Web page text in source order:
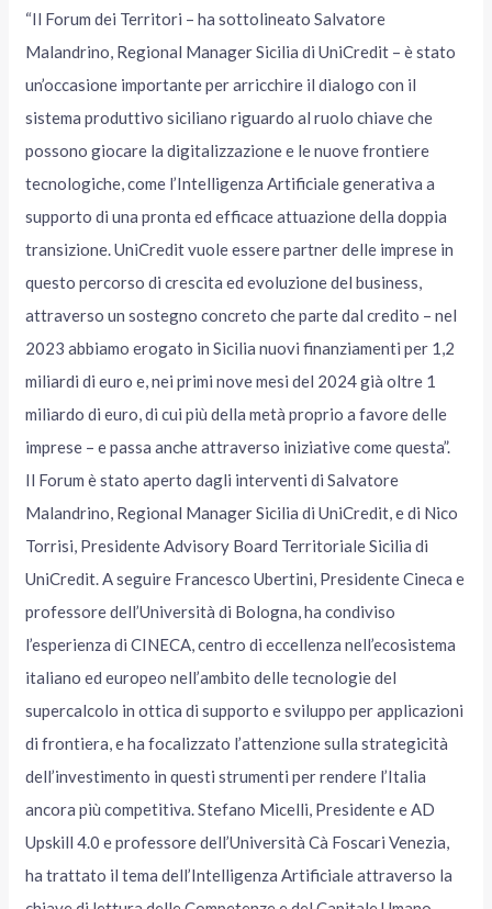
“Il Forum dei Territori – ha sottolineato Salvatore
Malandrino, Regional Manager Sicilia di UniCredit – è stato
un’occasione importante per arricchire il dialogo con il
sistema produttivo siciliano riguardo al ruolo chiave che
possono giocare la digitalizzazione e le nuove frontiere
tecnologiche, come l’Intelligenza Artificiale generativa a
supporto di una pronta ed efficace attuazione della doppia
transizione. UniCredit vuole essere partner delle imprese in
questo percorso di crescita ed evoluzione del business,
attraverso un sostegno concreto che parte dal credito – nel
2023 abbiamo erogato in Sicilia nuovi finanziamenti per 1,2
miliardi di euro e, nei primi nove mesi del 2024 già oltre 1
miliardo di euro, di cui più della metà proprio a favore delle
imprese – e passa anche attraverso iniziative come questa”.
Il Forum è stato aperto dagli interventi di Salvatore
Malandrino, Regional Manager Sicilia di UniCredit, e di Nico
Torrisi, Presidente Advisory Board Territoriale Sicilia di
UniCredit. A seguire Francesco Ubertini, Presidente Cineca e
professore dell’Università di Bologna, ha condiviso
l’esperienza di CINECA, centro di eccellenza nell’ecosistema
italiano ed europeo nell’ambito delle tecnologie del
supercalcolo in ottica di supporto e sviluppo per applicazioni
di frontiera, e ha focalizzato l’attenzione sulla strategicità
dell’investimento in questi strumenti per rendere l’Italia
ancora più competitiva. Stefano Micelli, Presidente e AD
Upskill 4.0 e professore dell’Università Cà Foscari Venezia,
ha trattato il tema dell’Intelligenza Artificiale attraverso la